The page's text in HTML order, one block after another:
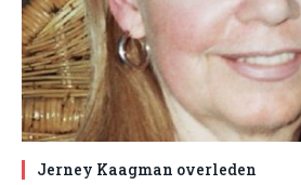
Jerney Kaagman overleden